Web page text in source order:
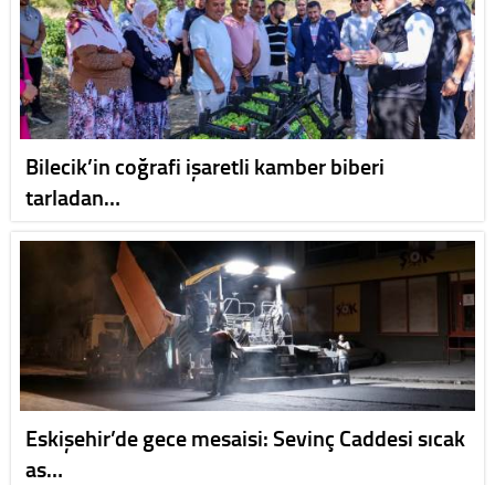
Bilecik’in coğrafi işaretli kamber biberi
tarladan…
Eskişehir’de gece mesaisi: Sevinç Caddesi sıcak
as…